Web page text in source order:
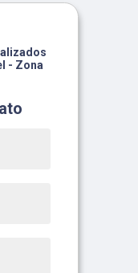
- Zona